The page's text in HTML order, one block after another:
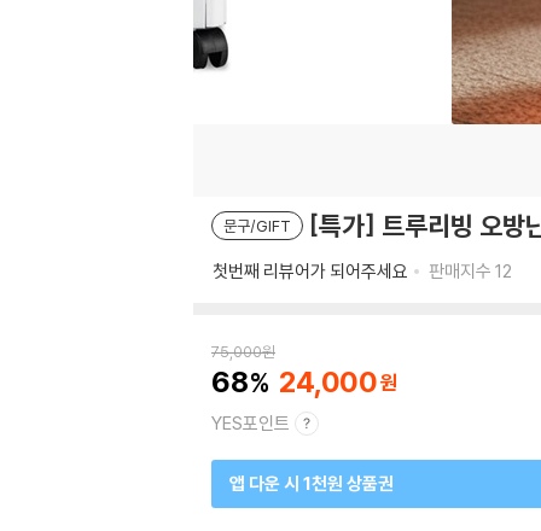
문구/GIFT [특가] 트루리빙 오
첫번째 리뷰어가 되어주세요 판매지수 12
75,000원
68 24,000
YES포인트
앱 다운 시 1천원 상품권